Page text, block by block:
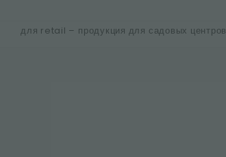
для retail – продукция для садовых центров